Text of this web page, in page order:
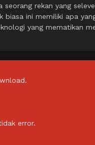
rekan yang
ini memiliki apa
yang mematikan
error.